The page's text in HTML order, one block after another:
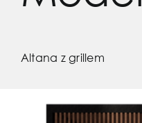
Altana z grillem